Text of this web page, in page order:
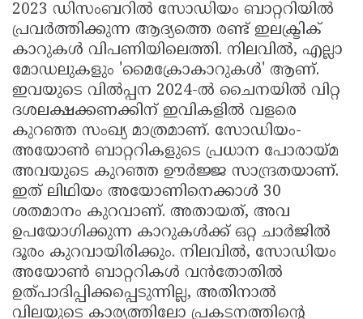
2023 ഡിസംബറിൽ സോഡിയം ബാറ്ററിയിൽ
പ്രവർത്തിക്കുന്ന ആദ്യത്തെ രണ്ട് ഇലക്ട്രിക്
കാറുകൾ വിപണിയിലെത്തി. നിലവിൽ, എല്ലാ
മോഡലുകളും 'മൈക്രോകാറുകൾ' ആണ്.
ഇവയുടെ വിൽപ്പന 2024-ൽ ചൈനയിൽ വിറ്റ
ദശലക്ഷക്കണക്കിന് ഇവികളിൽ വളരെ
കുറഞ്ഞ സംഖ്യ മാത്രമാണ്. സോഡിയം-
അയോൺ ബാറ്ററികളുടെ പ്രധാന പോരായ്മ
അവയുടെ കുറഞ്ഞ ഊർജ്ജ സാന്ദ്രതയാണ്.
ഇത് ലിഥിയം അയോണിനെക്കാൾ 30
ശതമാനം കുറവാണ്. അതായത്, അവ
ഉപയോഗിക്കുന്ന കാറുകൾക്ക് ഒറ്റ ചാർജിൽ
ദൂരം കുറവായിരിക്കും. നിലവിൽ, സോഡിയം
അയോൺ ബാറ്ററികൾ വൻതോതിൽ
ഉത്പാദിപ്പിക്കപ്പെടുന്നില്ല, അതിനാൽ
വിലയുടെ കാര്യത്തിലോ പ്രകടനത്തിന്റെ